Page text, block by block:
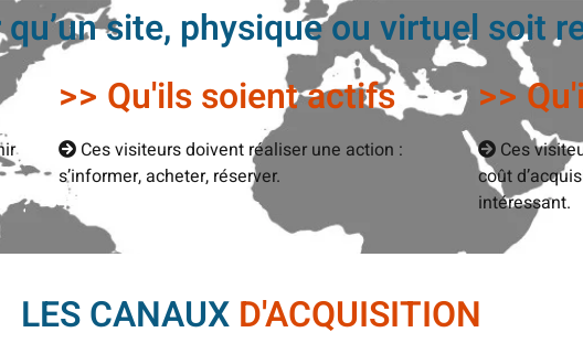
qu’un site, physique ou virtuel soit
>> Qu'ils soient actifs
Ces visiteurs doivent réaliser une action :
s’informer, acheter, réserver.
>>
Ces
coût
intéressant.
LES CANAUX D'ACQUISITION